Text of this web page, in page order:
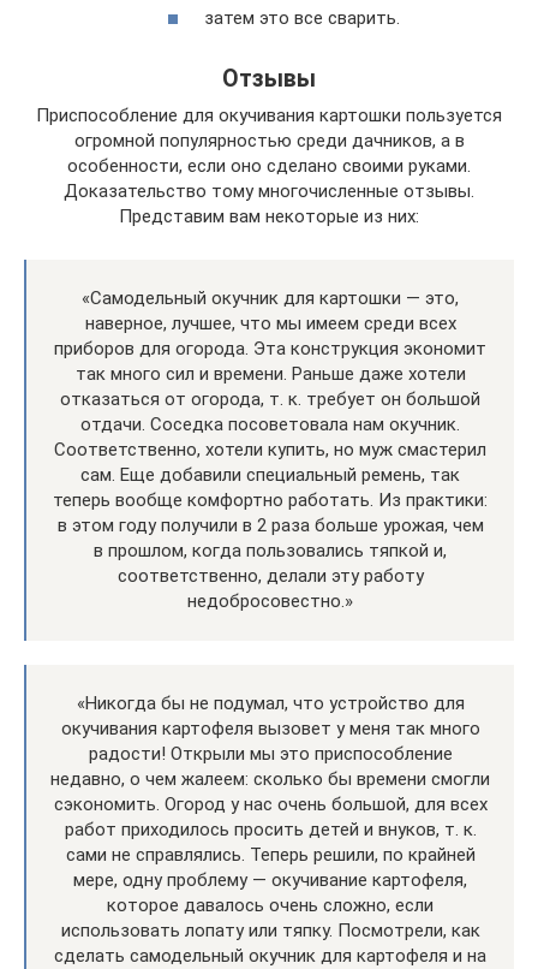
затем это все сварить.
Отзывы
Приспособление для окучивания картошки пользуется
огромной популярностью среди дачников, а в
особенности, если оно сделано своими руками.
Доказательство тому многочисленные отзывы.
Представим вам некоторые из них:
«Самодельный окучник для картошки — это,
наверное, лучшее, что мы имеем среди всех
приборов для огорода. Эта конструкция экономит
так много сил и времени. Раньше даже хотели
отказаться от огорода, т. к. требует он большой
отдачи. Соседка посоветовала нам окучник.
Соответственно, хотели купить, но муж смастерил
сам. Еще добавили специальный ремень, так
теперь вообще комфортно работать. Из практики:
в этом году получили в 2 раза больше урожая, чем
в прошлом, когда пользовались тяпкой и,
соответственно, делали эту работу
недобросовестно.»
«Никогда бы не подумал, что устройство для
окучивания картофеля вызовет у меня так много
радости! Открыли мы это приспособление
недавно, о чем жалеем: сколько бы времени смогли
сэкономить. Огород у нас очень большой, для всех
работ приходилось просить детей и внуков, т. к.
сами не справлялись. Теперь решили, по крайней
мере, одну проблему — окучивание картофеля,
которое давалось очень сложно, если
использовать лопату или тяпку. Посмотрели, как
сделать самодельный окучник для картофеля и на